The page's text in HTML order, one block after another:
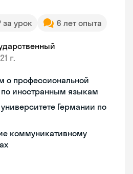
за урок 6 лет опыта
г.
о профессиональной
по иностранным языкам
Германии по
коммуникативному